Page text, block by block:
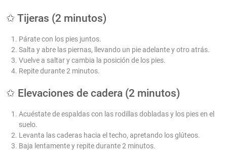
✩ Tijeras (2 minutos)
Párate con los pies juntos.
Salta y abre las piernas, llevando un pie adelante y otro atrás.
Vuelve a saltar y cambia la posición de los pies.
Repite durante 2 minutos.
✩ Elevaciones de cadera (2 minutos)
Acuéstate de espaldas con las rodillas dobladas y los pies en el
suelo.
Levanta las caderas hacia el techo, apretando los glúteos.
Baja lentamente y repite durante 2 minutos.